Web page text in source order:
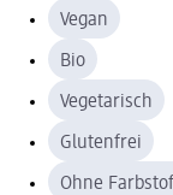
Vegan
Bio
Vegetarisch
Glutenfrei
Ohne